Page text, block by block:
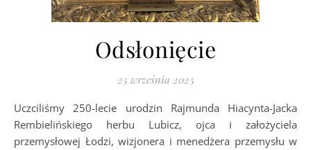
Odsłonięcie
25 września 2025
Uczciliśmy 250-lecie urodzin Rajmunda Hiacynta-Jacka
Rembielińskiego herbu Lubicz, ojca i założyciela
przemysłowej Łodzi, wizjonera i menedżera przemysłu w